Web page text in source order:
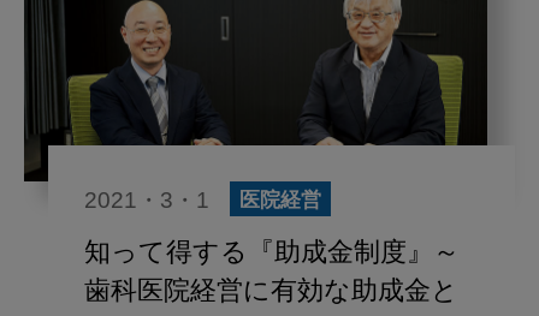
いちき歯科 スウェーデン
歯周病
内科 歯科 内科医師
いま○○が知りたい 歯科助手
アフターコロナ対策
2021・3・1 医院経営
知って得する『助成金制度』～
歯科医院経営に有効な助成金と